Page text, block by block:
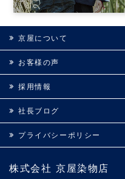
株式会社 京屋染物店
京屋について
お客様の声
採用情報
社長ブログ
プライバシーポリシー